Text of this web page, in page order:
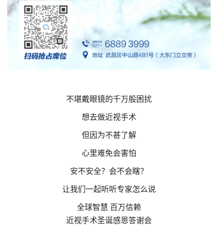
不堪戴眼镜的千万般困扰
想去做近视手术
但因为不甚了解
心里难免会害怕
安不安全？会不会瞎？
让我们一起听听专家怎么说
全球智慧 百万信赖
近视手术圣诞感恩答谢会